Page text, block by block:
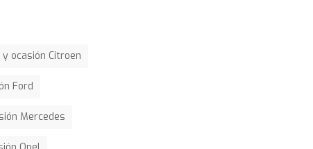
ocasión Citroen
Ford
Mercedes